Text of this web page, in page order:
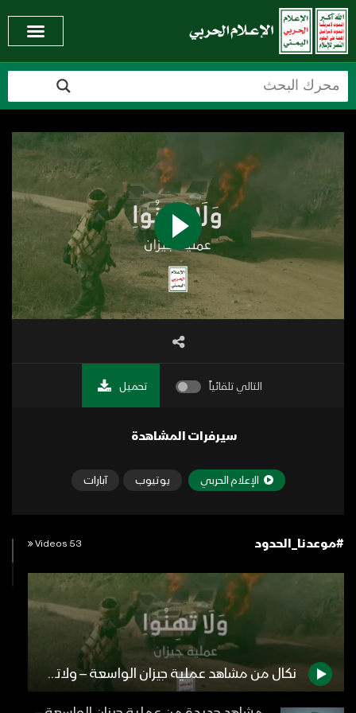
التالي تلقائياً تحميل
سيرفرات المشاهدة
الإعلام الحربي يوتيوب آبارات
#موعدنا_الحدود 53 Videos
نكال من مشاهد عملية جيزان الواسعة – ولاتهنوا